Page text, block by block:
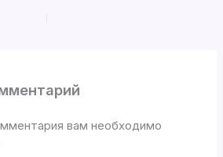
вам необходимо